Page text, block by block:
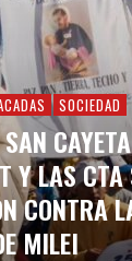
SOCIEDAD
Y LAS CTA
CONTRA
MILEI